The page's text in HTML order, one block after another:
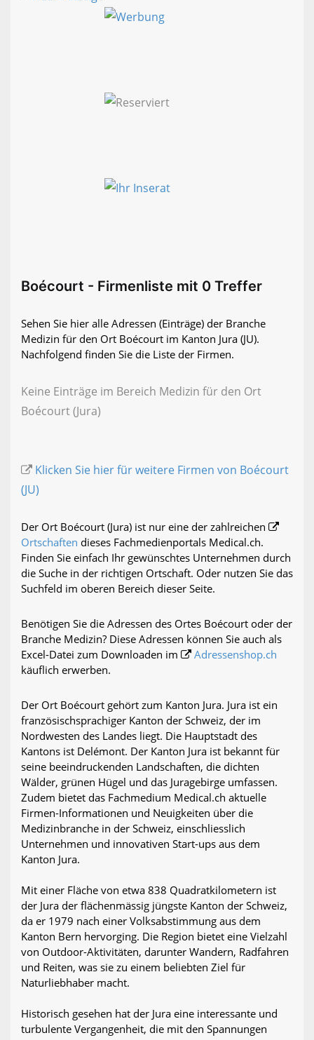
Boécourt - Firmenliste mit 0 Treffer
Sehen Sie hier alle Adressen (Einträge) der Branche
Medizin für den Ort Boécourt im Kanton Jura (JU).
Nachfolgend finden Sie die Liste der Firmen.
Keine Einträge im Bereich Medizin für den Ort
Boécourt (Jura)
Klicken Sie hier für weitere Firmen von Boécourt
(JU)
Der Ort Boécourt (Jura) ist nur eine der zahlreichen
Ortschaften dieses Fachmedienportals Medical.ch.
Finden Sie einfach Ihr gewünschtes Unternehmen durch
die Suche in der richtigen Ortschaft. Oder nutzen Sie das
Suchfeld im oberen Bereich dieser Seite.
Benötigen Sie die Adressen des Ortes Boécourt oder der
Branche Medizin? Diese Adressen können Sie auch als
Excel-Datei zum Downloaden im
Adressenshop.ch
käuflich erwerben.
Der Ort Boécourt gehört zum Kanton Jura. Jura ist ein
französischsprachiger Kanton der Schweiz, der im
Nordwesten des Landes liegt. Die Hauptstadt des
Kantons ist Delémont. Der Kanton Jura ist bekannt für
seine beeindruckenden Landschaften, die dichten
Wälder, grünen Hügel und das Juragebirge umfassen.
Zudem bietet das Fachmedium Medical.ch aktuelle
Firmen-Informationen und Neuigkeiten über die
Medizinbranche in der Schweiz, einschliesslich
Unternehmen und innovativen Start-ups aus dem
Kanton Jura.
Mit einer Fläche von etwa 838 Quadratkilometern ist
der Jura der flächenmässig jüngste Kanton der Schweiz,
da er 1979 nach einer Volksabstimmung aus dem
Kanton Bern hervorging. Die Region bietet eine Vielzahl
von Outdoor-Aktivitäten, darunter Wandern, Radfahren
und Reiten, was sie zu einem beliebten Ziel für
Naturliebhaber macht.
Historisch gesehen hat der Jura eine interessante und
turbulente Vergangenheit, die mit den Spannungen